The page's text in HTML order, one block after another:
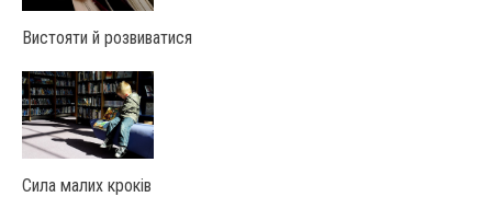
Вистояти й розвиватися
Сила малих кроків